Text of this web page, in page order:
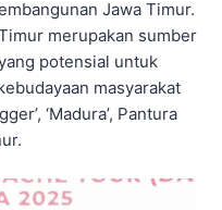
Jawa Timur.
merupakan sumber
potensial untuk
masyarakat
‘Madura’, Pantura